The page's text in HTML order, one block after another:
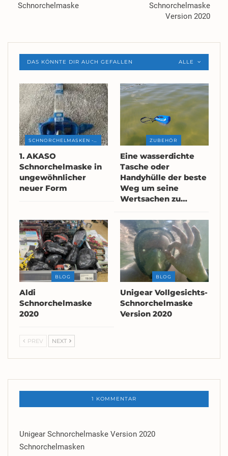
Schnorchelmaske
Schnorchelmaske
Version 2020
ALLE
DAS KÖNNTE DIR AUCH GEFALLEN
1. AKASO
Schnorchelmaske in
ungewöhnlicher
neuer Form
ZUBEHÖR
Eine wasserdichte
Tasche oder
Handyhülle der beste
Weg um seine
Wertsachen zu…
BLOG
Aldi
Schnorchelmaske
2020
BLOG
Unigear Vollgesichts-
Schnorchelmaske
Version 2020
PREV NEXT
1 KOMMENTAR
Unigear Schnorchelmaske Version 2020
Schnorchelmasken